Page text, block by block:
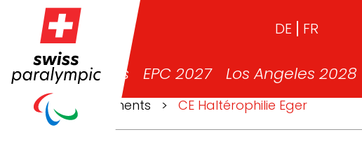
DE FR
News EPC 2027 Los Angeles 2028
> Événements > CE Haltérophilie Eger